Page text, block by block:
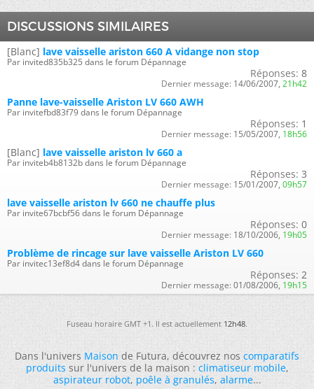
DISCUSSIONS SIMILAIRES
[Blanc] lave vaisselle ariston 660 A vidange non stop
Par invited835b325 dans le forum Dépannage
Réponses: 8
Dernier message: 14/06/2007, 21h42
Panne lave-vaisselle Ariston LV 660 AWH
Par invitefbd83f79 dans le forum Dépannage
Réponses: 1
Dernier message: 15/05/2007, 18h56
[Blanc] lave vaisselle ariston lv 660 a
Par inviteb4b8132b dans le forum Dépannage
Réponses: 3
Dernier message: 15/01/2007, 09h57
lave vaisselle ariston lv 660 ne chauffe plus
Par invite67bcbf56 dans le forum Dépannage
Réponses: 0
Dernier message: 18/10/2006, 19h05
Problème de rincage sur lave vaisselle Ariston LV 660
Par invitec13ef8d4 dans le forum Dépannage
Réponses: 2
Dernier message: 01/08/2006, 19h15
Fuseau horaire GMT +1. Il est actuellement12h48.
Dans l'universMaisonde Futura, découvrez noscomparatifs
produitssur l'univers de la maison :climatiseur mobile,
aspirateur robot,poêle à granulés,alarme...